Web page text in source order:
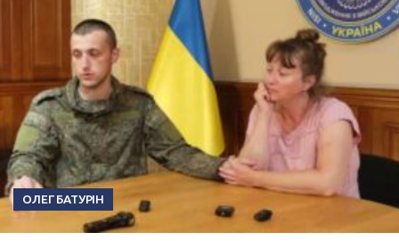
ОЛЕГ БАТУРІН